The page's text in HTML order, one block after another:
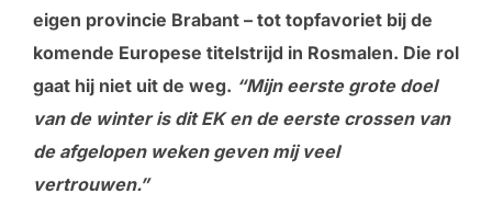
eigen provincie Brabant – tot topfavoriet bij de
komende Europese titelstrijd in Rosmalen. Die rol
gaat hij niet uit de weg. “Mijn eerste grote doel
van de winter is dit EK en de eerste crossen van
de afgelopen weken geven mij veel
vertrouwen.”